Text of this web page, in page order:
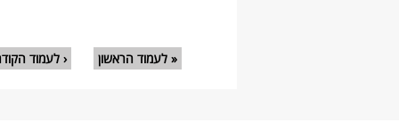
עמודים« לעמוד הראשון ‹ לעמוד